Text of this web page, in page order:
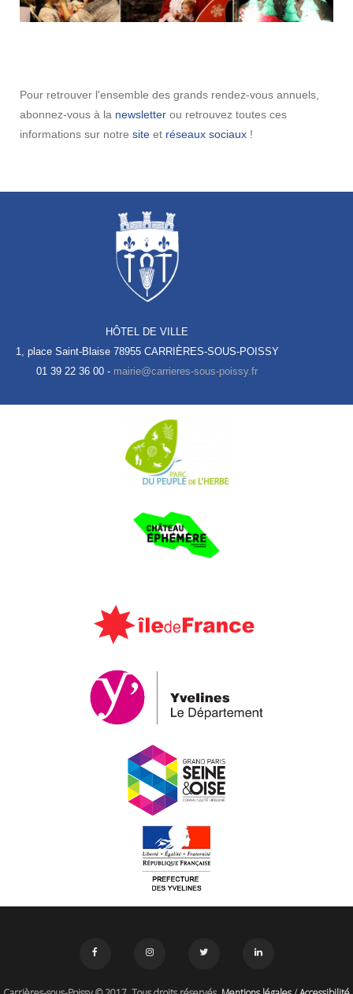
Pour retrouver l'ensemble des grands rendez-vous annuels,
abonnez-vous à la newsletter ou retrouvez toutes ces
informations sur notre site et réseaux sociaux !
HÔTEL DE VILLE
1, place Saint-Blaise 78955 CARRIÈRES-SOUS-POISSY
01 39 22 36 00 -